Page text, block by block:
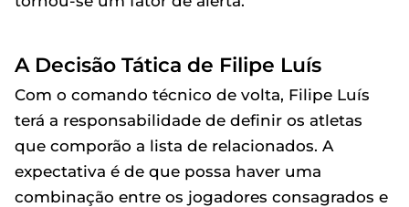
A Decisão Tática de Filipe Luís
Com o comando técnico de volta, Filipe Luís
terá a responsabilidade de definir os atletas
que comporão a lista de relacionados. A
expectativa é de que possa haver uma
combinação entre os jogadores consagrados e